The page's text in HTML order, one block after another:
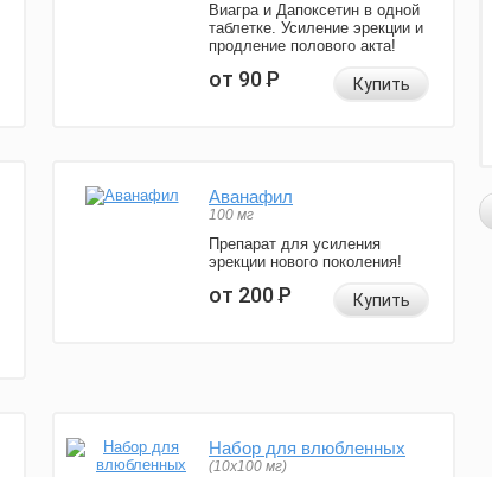
Виагра и Дапоксетин в одной
таблетке. Усиление эрекции и
продление полового акта!
от 90Р Купить
Аванафил
100 мг
Препарат для усиления
эрекции нового поколения!
от 200Р Купить
Набор для влюбленных
(10х100 мг)